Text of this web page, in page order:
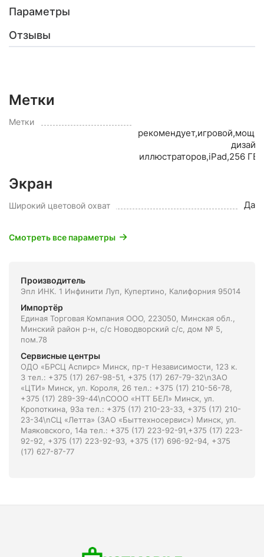
Параметры
Отзывы
Метки
Метки
иллюстраторов,iPad,256
Экран
Широкий цветовой охват Да
Смотреть все параметры
Производитель
Эпл ИНК. 1 Инфинити Луп, Купертино, Калифорния 95014
Импортёр
Единая Торговая Компания ООО, 223050, Минская обл.,
Минский район р-н, с/с Новодворский с/с, дом № 5,
пом.78
Сервисные центры
ОДО «БРСЦ Аспирс» Минск, пр-т Независимости, 123 к.
3 тел.: +375 (17) 267-98-51, +375 (17) 267-79-32\nЗАО
«ЦТИ» Минск, ул. Короля, 26 тел.: +375 (17) 210-56-78,
+375 (17) 289-39-44\nСООО «НТТ БЕЛ» Минск, ул.
Кропоткина, 93а тел.: +375 (17) 210-23-33, +375 (17) 210-
23-34\nСЦ «Летта» (ЗАО «Быттехносервис») Минск, ул.
Маяковского, 14а тел.: +375 (17) 223-92-91,+375 (17) 223-
92-92, +375 (17) 223-92-93, +375 (17) 696-92-94, +375
(17) 627-87-77